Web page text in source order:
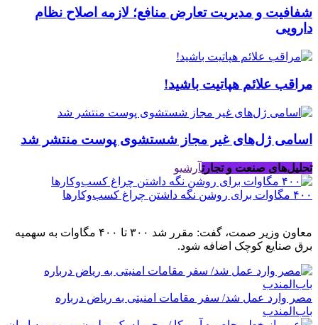
شفافیت و مدیریت تعارض منافع؛ لازمه اصلاح نظام
دارویی
مراقب علائم هپاتیت باشید!
اسامی ژل‌های غیر مجاز شستشوی پوست منتشر شد
تحلیل‌های صنعت و تجارتآرشیو
۴۰۰ مگاوات برای روشن نگه داشتن چراغ کسب‌وکار‌ها
معاون وزیر صمت، گفت: مقرر شد ۳۰۰ تا ۴۰۰ مگاوات به سهمیه
برق صنایع کوچک اضافه شود.
مصر وارد عمل شد/ سفر مقامات امنیتی به ریاض درباره
باب‌المندب